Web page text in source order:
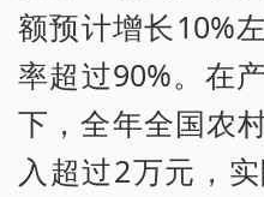
额预计增长10%
率超过90%。在
下，全年全国农
入超过2万元，